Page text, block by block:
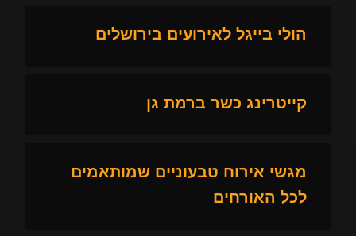
הולי בייגל לאירועים בירושלים
קייטרינג כשר ברמת גן
מגשי אירוח טבעוניים שמותאמים
לכל האורחים